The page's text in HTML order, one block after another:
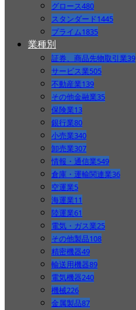
グロース480
スタンダード1445
プライム1835
業種別
証券、商品先物取引業39
サービス業505
不動産業139
その他金融業35
保険業13
銀行業80
小売業340
卸売業307
情報・通信業549
倉庫・運輸関連業36
空運業5
海運業11
陸運業61
電気・ガス業25
その他製品108
精密機器49
輸送用機器89
電気機器240
機械226
金属製品87